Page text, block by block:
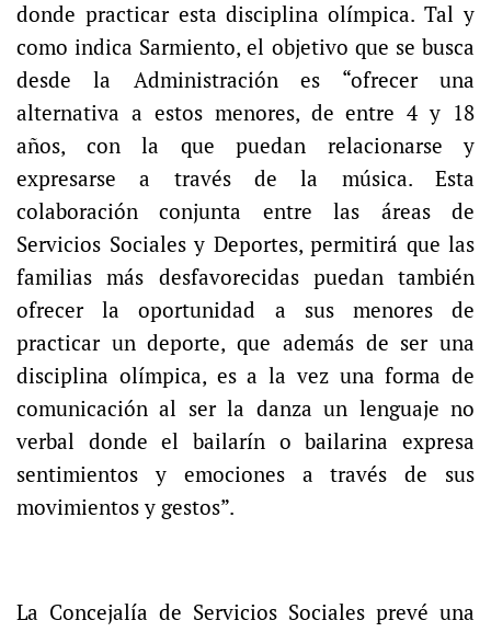
donde practicar esta disciplina olímpica. Tal y
como indica Sarmiento, el objetivo que se busca
desde la Administración es “ofrecer una
alternativa a estos menores, de entre 4 y 18
años, con la que puedan relacionarse y
expresarse a través de la música. Esta
colaboración conjunta entre las áreas de
Servicios Sociales y Deportes, permitirá que las
familias más desfavorecidas puedan también
ofrecer la oportunidad a sus menores de
practicar un deporte, que además de ser una
disciplina olímpica, es a la vez una forma de
comunicación al ser la danza un lenguaje no
verbal donde el bailarín o bailarina expresa
sentimientos y emociones a través de sus
movimientos y gestos”.
La Concejalía de Servicios Sociales prevé una